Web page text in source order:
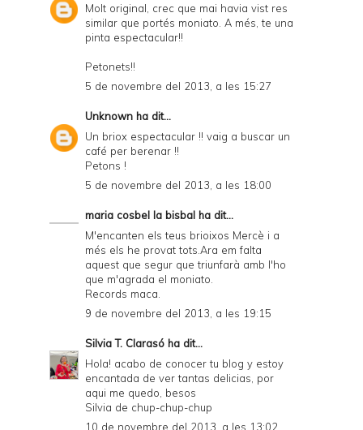
Molt original, crec que mai havia vist res
similar que portés moniato. A més, te una
pinta espectacular!!
Petonets!!
5 de novembre del 2013, a les 15:27
Unknown ha dit...
Un briox espectacular !! vaig a buscar un
café per berenar !!
Petons !
5 de novembre del 2013, a les 18:00
maria cosbel la bisbal ha dit...
M'encanten els teus brioixos Mercè i a
més els he provat tots.Ara em falta
aquest que segur que triunfarà amb l'ho
que m'agrada el moniato.
Records maca.
9 de novembre del 2013, a les 19:15
Silvia T. Clarasó ha dit...
Hola! acabo de conocer tu blog y estoy
encantada de ver tantas delicias, por
aqui me quedo, besos
Silvia de chup-chup-chup
10 de novembre del 2013, a les 13:02